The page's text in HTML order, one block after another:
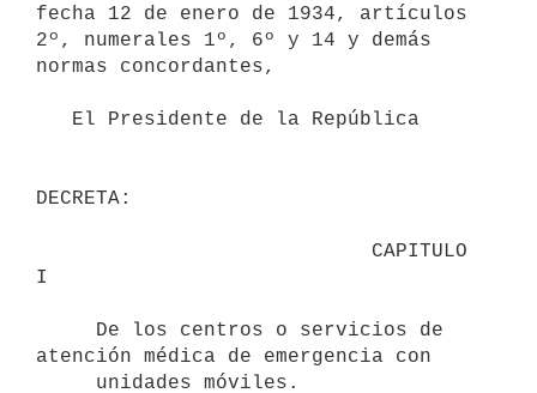
fecha 12 de enero de 1934, artículos
2º, numerales 1º, 6º y 14 y demás
normas concordantes,
DECRETA:
I
atención médica de emergencia con